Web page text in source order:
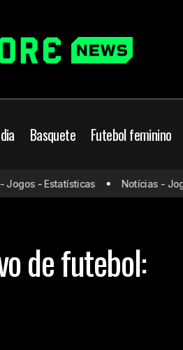
Basquete Futebol feminino
25) ao vivo de futebol: onde
- Estatísticas Notícias - Jogos
de futebol: